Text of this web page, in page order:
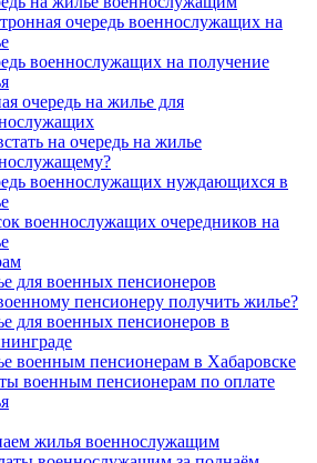
очередь военнослужащих на
военнослужащих на получение
очередь на жилье для
на очередь на жилье
военнослужащих нуждающихся в
военнослужащих очередников на
для военных пенсионеров
пенсионеру получить жилье?
для военных пенсионеров в
военным пенсионерам в Хабаровске
военным пенсионерам по оплате
жилья военнослужащим